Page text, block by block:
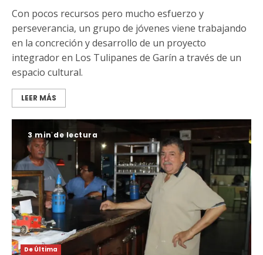
Con pocos recursos pero mucho esfuerzo y
perseverancia, un grupo de jóvenes viene trabajando
en la concreción y desarrollo de un proyecto
integrador en Los Tulipanes de Garín a través de un
espacio cultural.
LEER MÁS
3 min de lectura
De Última